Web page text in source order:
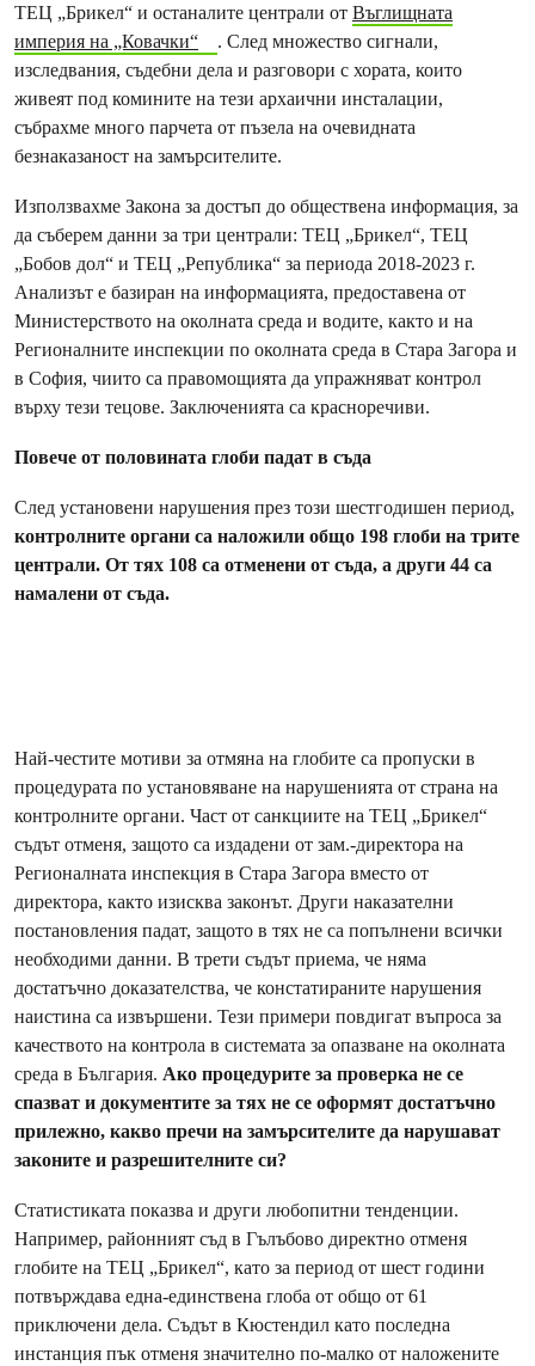
ТЕЦ „Брикел“ и останалите централи от Въглищната
империя на „Ковачки“
. След множество сигнали,
изследвания, съдебни дела и разговори с хората, които
живеят под комините на тези архаични инсталации,
събрахме много парчета от пъзела на очевидната
безнаказаност на замърсителите.
Използвахме Закона за достъп до обществена информация, за
да съберем данни за три централи: ТЕЦ „Брикел“, ТЕЦ
„Бобов дол“ и ТЕЦ „Република“ за периода 2018-2023 г.
Анализът е базиран на информацията, предоставена от
Министерството на околната среда и водите, както и на
Регионалните инспекции по околната среда в Стара Загора и
в София, чиито са правомощията да упражняват контрол
върху тези тецове. Заключенията са красноречиви.
Повече от половината глоби падат в съда
След установени нарушения през този шестгодишен период,
контролните органи са наложили общо 198 глоби на трите
централи. От тях 108 са отменени от съда, а други 44 са
намалени от съда.
Най-честите мотиви за отмяна на глобите са пропуски в
процедурата по установяване на нарушенията от страна на
контролните органи. Част от санкциите на ТЕЦ „Брикел“
съдът отменя, защото са издадени от зам.-директора на
Регионалната инспекция в Стара Загора вместо от
директора, както изисква законът. Други наказателни
постановления падат, защото в тях не са попълнени всички
необходими данни. В трети съдът приема, че няма
достатъчно доказателства, че констатираните нарушения
наистина са извършени. Тези примери повдигат въпроса за
качеството на контрола в системата за опазване на околната
среда в България. Ако процедурите за проверка не се
спазват и документите за тях не се оформят достатъчно
прилежно, какво пречи на замърсителите да нарушават
законите и разрешителните си?
Статистиката показва и други любопитни тенденции.
Например, районният съд в Гълъбово директно отменя
глобите на ТЕЦ „Брикел“, като за период от шест години
потвърждава една-единствена глоба от общо от 61
приключени дела. Съдът в Кюстендил като последна
инстанция пък отменя значително по-малко от наложените